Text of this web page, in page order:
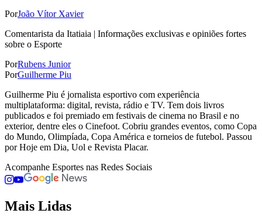
PorJoão Vítor Xavier
Comentarista da Itatiaia | Informações exclusivas e opiniões fortes
sobre o Esporte
PorRubens Junior
PorGuilherme Piu
Guilherme Piu é jornalista esportivo com experiência
multiplataforma: digital, revista, rádio e TV. Tem dois livros
publicados e foi premiado em festivais de cinema no Brasil e no
exterior, dentre eles o Cinefoot. Cobriu grandes eventos, como Copa
do Mundo, Olimpíada, Copa América e torneios de futebol. Passou
por Hoje em Dia, Uol e Revista Placar.
Acompanhe Esportes nas Redes Sociais
Mais Lidas